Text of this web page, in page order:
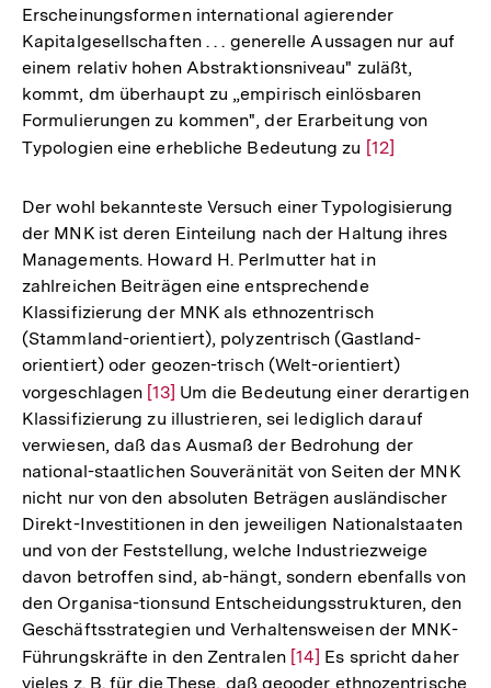
Erscheinungsformen international agierender
Kapitalgesellschaften . . . generelle Aussagen nur auf
einem relativ hohen Abstraktionsniveau" zuläßt,
kommt, dm überhaupt zu „empirisch einlösbaren
Formulierungen zu kommen", der Erarbeitung von
Typologien eine erhebliche Bedeutung zu Zur
der
Fußnote
[12]
Der wohl bekannteste Versuch einer Typologisierung
der MNK ist deren Einteilung nach der Haltung ihres
Managements. Howard H. Perlmutter hat in
zahlreichen Beiträgen eine entsprechende
Klassifizierung der MNK als ethnozentrisch
(Stammland-orientiert), polyzentrisch (Gastland-
orientiert) oder geozen-trisch (Welt-orientiert)
vorgeschlagen Zur
Auflösung
der
Fußnote
[13] Um die Bedeutung einer derartigen
Klassifizierung zu illustrieren, sei lediglich darauf
verwiesen, daß das Ausmaß der Bedrohung der
national-staatlichen Souveränität von Seiten der MNK
nicht nur von den absoluten Beträgen ausländischer
Direkt-Investitionen in den jeweiligen Nationalstaaten
und von der Feststellung, welche Industriezweige
davon betroffen sind, ab-hängt, sondern ebenfalls von
den Organisa-tionsund Entscheidungsstrukturen, den
Geschäftsstrategien und Verhaltensweisen der MNK-
Führungskräfte in den Zentralen Zur
Auflösung
[14] Es spricht daher
vieles z. B. für die These, daß geooder ethnozentrische